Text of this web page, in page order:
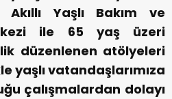
Yaşlı Bakım ve
ile 65 yaş üzeri
düzenlenen atölyeleri
yaşlı vatandaşlarımıza
çalışmalardan dolayı